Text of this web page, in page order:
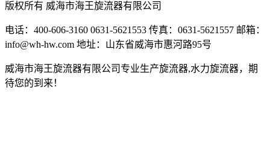
版权所有 威海市海王旋流器有限公司
电话：400-606-3160 0631-5621553 传真：0631-5621557 邮箱：
info@wh-hw.com 地址：山东省威海市惠河路95号
威海市海王旋流器有限公司专业生产旋流器,水力旋流器，期
待您的到来！